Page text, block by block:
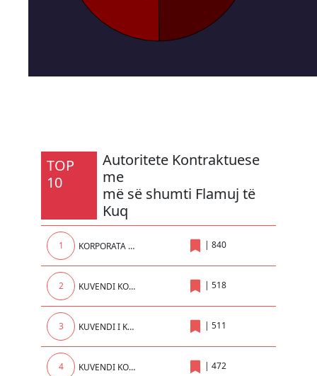
TOP
10
Autoritete Kontraktuese
me
më së shumti Flamuj të
Kuq
1 KORPORATA ENERGJETIKE E KOSOVES sh.a. | 840
2 KUVENDI KOMUNAL | 518
3 KUVENDI I KOMUNES SE PRISHTINES | 511
4 KUVENDI KOMUNAL I PRIZRENIT | 472